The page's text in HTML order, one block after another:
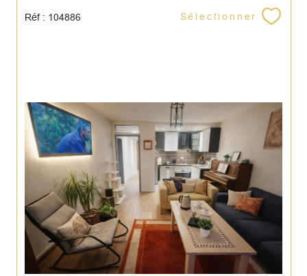
Réf : 104886 Sélectionner